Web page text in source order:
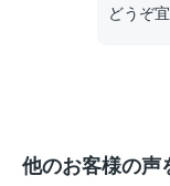
どうぞ
他のお客様の声